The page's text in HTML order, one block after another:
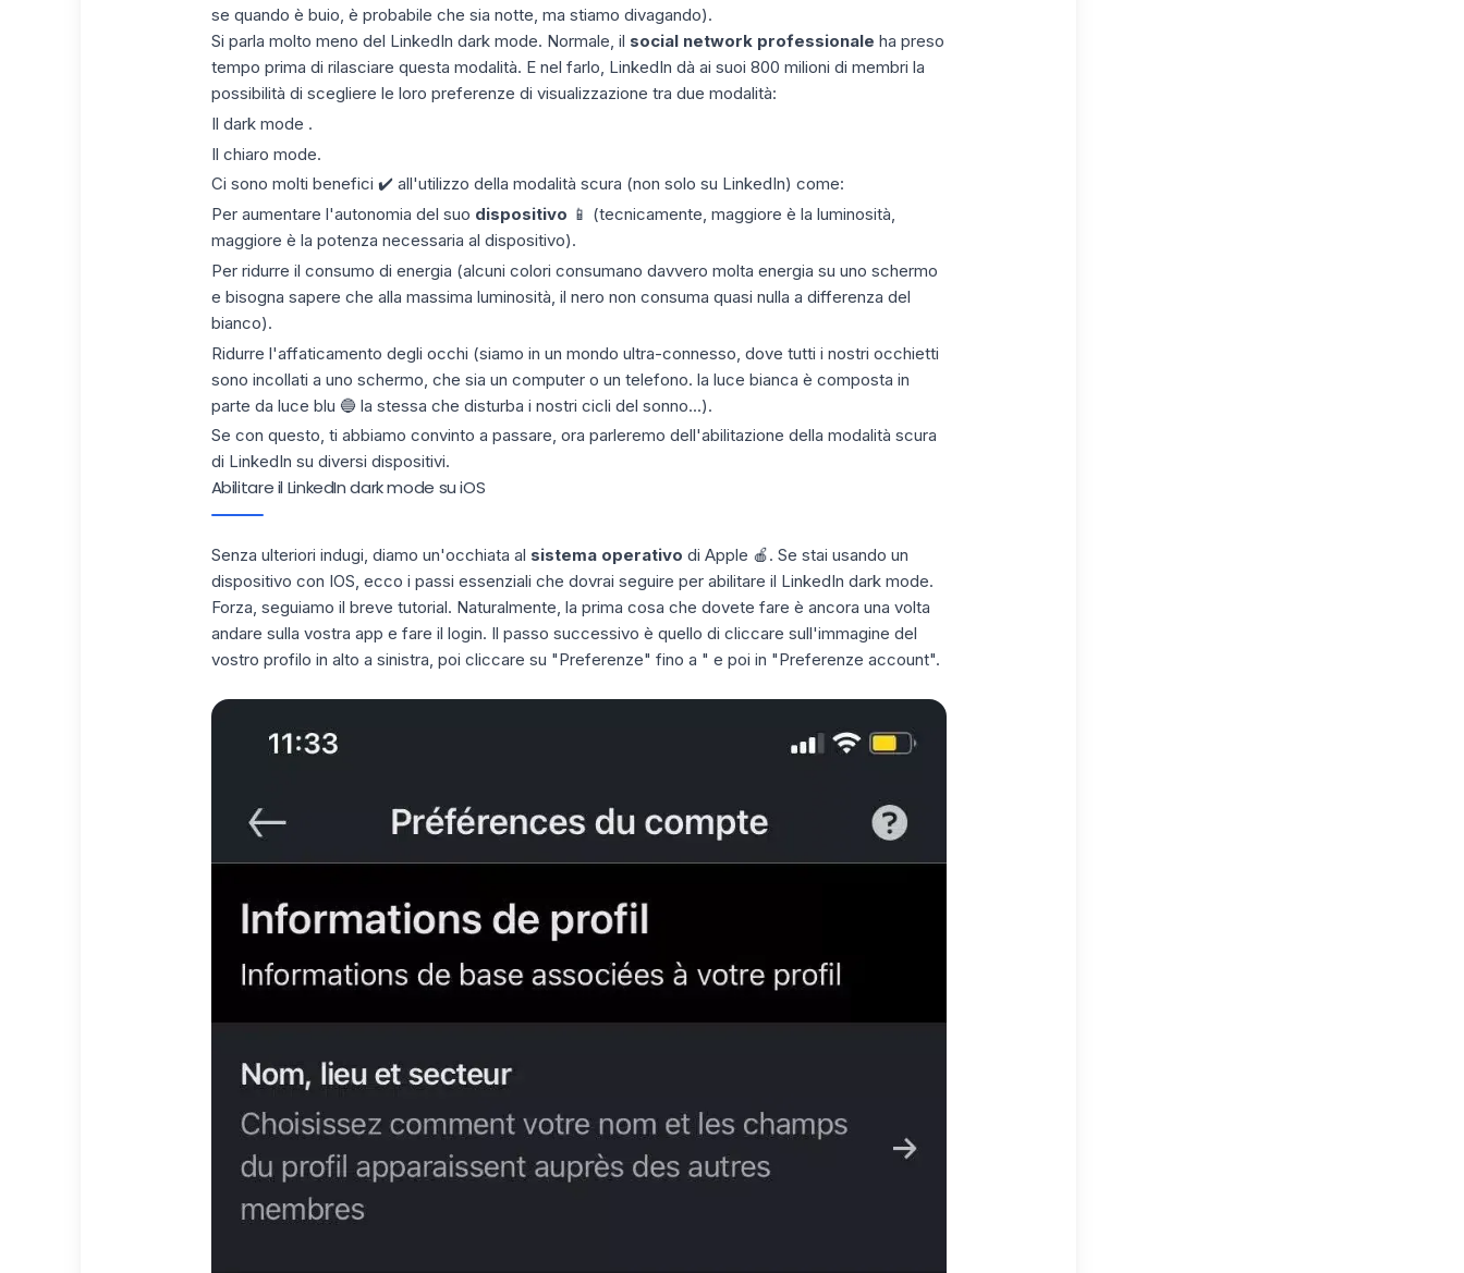
se quando è buio, è probabile che sia notte, ma stiamo divagando).
Si parla molto meno del LinkedIn dark mode. Normale, il social network professionale ha preso
tempo prima di rilasciare questa modalità. E nel farlo, LinkedIn dà ai suoi 800 milioni di membri la
possibilità di scegliere le loro preferenze di visualizzazione tra due modalità:
Il dark mode .
Il chiaro mode.
Ci sono molti benefici ✔️ all'utilizzo della modalità scura (non solo su LinkedIn) come:
Per aumentare l'autonomia del suo dispositivo 📱 (tecnicamente, maggiore è la luminosità,
maggiore è la potenza necessaria al dispositivo).
Per ridurre il consumo di energia (alcuni colori consumano davvero molta energia su uno schermo
e bisogna sapere che alla massima luminosità, il nero non consuma quasi nulla a differenza del
bianco).
Ridurre l'affaticamento degli occhi (siamo in un mondo ultra-connesso, dove tutti i nostri occhietti
sono incollati a uno schermo, che sia un computer o un telefono. la luce bianca è composta in
parte da luce blu 🔵 la stessa che disturba i nostri cicli del sonno...).
Se con questo, ti abbiamo convinto a passare, ora parleremo dell'abilitazione della modalità scura
di LinkedIn su diversi dispositivi.
Abilitare il LinkedIn dark mode su iOS
Senza ulteriori indugi, diamo un'occhiata al sistema operativo di Apple 🍎. Se stai usando un
dispositivo con IOS, ecco i passi essenziali che dovrai seguire per abilitare il LinkedIn dark mode.
Forza, seguiamo il breve tutorial. Naturalmente, la prima cosa che dovete fare è ancora una volta
andare sulla vostra app e fare il login. Il passo successivo è quello di cliccare sull'immagine del
vostro profilo in alto a sinistra, poi cliccare su "Preferenze" fino a " e poi in "Preferenze account".